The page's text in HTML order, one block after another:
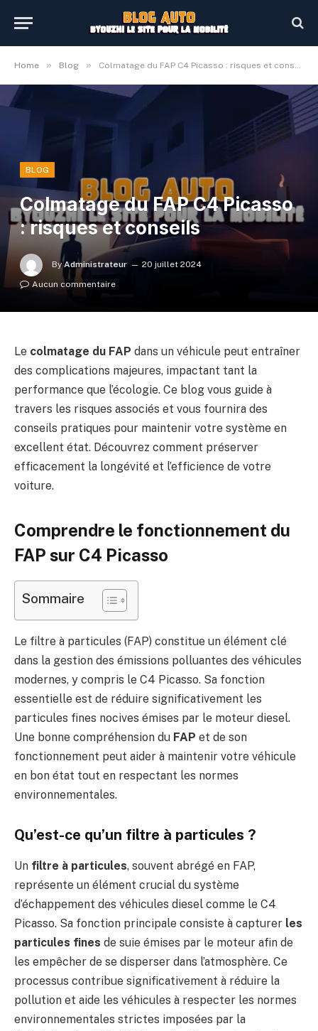
Home » Blog » Colmatage du FAP C4 Picasso : risques et conseils
BLOG
Colmatage du FAP C4 Picasso
: risques et conseils
By Administrateur
20 juillet 2024
Aucun commentaire
Le colmatage du FAP dans un véhicule peut entraîner
des complications majeures, impactant tant la
performance que l’écologie. Ce blog vous guide à
travers les risques associés et vous fournira des
conseils pratiques pour maintenir votre système en
excellent état. Découvrez comment préserver
efficacement la longévité et l’efficience de votre
voiture.
Comprendre le fonctionnement du
FAP sur C4 Picasso
Sommaire
Le filtre à particules (FAP) constitue un élément clé
dans la gestion des émissions polluantes des véhicules
modernes, y compris le C4 Picasso. Sa fonction
essentielle est de réduire significativement les
particules fines nocives émises par le moteur diesel.
Une bonne compréhension du FAP et de son
fonctionnement peut aider à maintenir votre véhicule
en bon état tout en respectant les normes
environnementales.
Qu’est-ce qu’un filtre à particules ?
Un filtre à particules, souvent abrégé en FAP,
représente un élément crucial du système
d’échappement des véhicules diesel comme le C4
Picasso. Sa fonction principale consiste à capturer les
particules fines de suie émises par le moteur afin de
les empêcher de se disperser dans l’atmosphère. Ce
processus contribue significativement à réduire la
pollution et aide les véhicules à respecter les normes
environnementales strictes imposées par la